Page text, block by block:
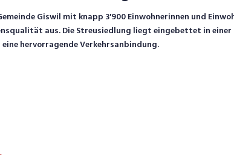
Giswil mit knapp 3'900 Einwohnerinnen und
aus. Die Streusiedlung liegt eingebettet in
eine hervorragende Verkehrsanbindung.